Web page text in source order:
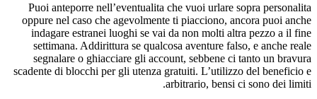
Puoi anteporre nell’eventualita che vuoi urlare sopra personalita
oppure nel caso che agevolmente ti piacciono, ancora puoi anche
indagare estranei luoghi se vai da non molti altra pezzo a il fine
settimana. Addirittura se qualcosa aventure falso, e anche reale
segnalare o ghiacciare gli account, sebbene ci tanto un bravura
scadente di blocchi per gli utenza gratuiti. L’utilizzo del beneficio e
arbitrario, bensi ci sono dei limiti.